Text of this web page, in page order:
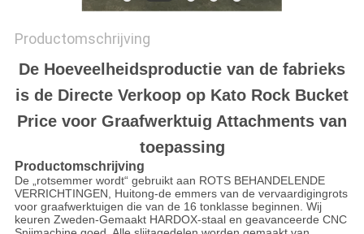
Productomschrijving
De Hoeveelheidsproductie van de fabrieks
is de Directe Verkoop op Kato Rock Bucket
Price voor Graafwerktuig Attachments van
toepassing
Productomschrijving
De „rotsemmer wordt“ gebruikt aan ROTS BEHANDELENDE
VERRICHTINGEN, Huitong-de emmers van de vervaardigingrots
voor graafwerktuigen die van de 16 tonklasse beginnen. Wij
keuren Zweden-Gemaakt HARDOX-staal en geavanceerde CNC